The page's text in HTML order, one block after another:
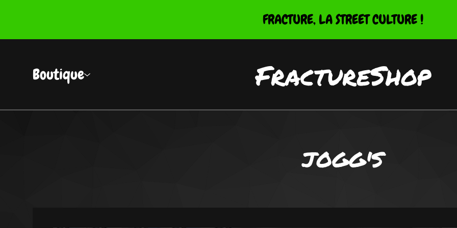
FRACTURE, LA STREET CULTURE !
Boutique FractureShop
JOGG'S